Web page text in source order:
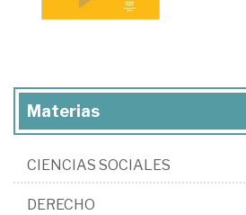
Materias
CIENCIAS SOCIALES
DERECHO